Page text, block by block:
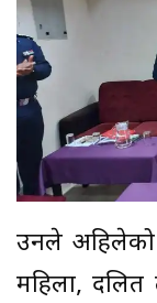
उनले अहिलेको
महिला, दलित